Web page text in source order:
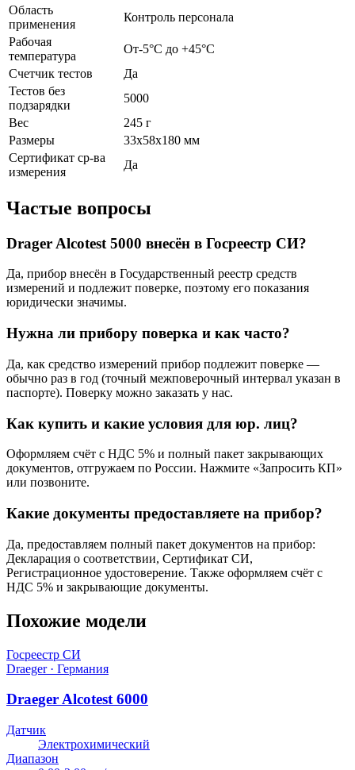
Область
применения
Контроль персонала
Рабочая
температура
От-5°С до +45°С
Счетчик тестов
Да
Тестов без
подзарядки
5000
Вес
245 г
Размеры
33х58х180 мм
Сертификат ср-ва
измерения
Да
Частые вопросы
Drager Alcotest 5000 внесён в Госреестр СИ?
Да, прибор внесён в Государственный реестр средств
измерений и подлежит поверке, поэтому его показания
юридически значимы.
Нужна ли прибору поверка и как часто?
Да, как средство измерений прибор подлежит поверке —
обычно раз в год (точный межповерочный интервал указан в
паспорте). Поверку можно заказать у нас.
Как купить и какие условия для юр. лиц?
Оформляем счёт с НДС 5% и полный пакет закрывающих
документов, отгружаем по России. Нажмите «Запросить КП»
или позвоните.
Какие документы предоставляете на прибор?
Да, предоставляем полный пакет документов на прибор:
Декларация о соответствии, Сертификат СИ,
Регистрационное удостоверение. Также оформляем счёт с
НДС 5% и закрывающие документы.
Похожие модели
Госреестр СИ
Draeger · Германия
Draeger Alcotest 6000
Датчик
Электрохимический
Диапазон